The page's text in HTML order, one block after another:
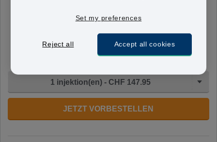
300mcg
Dieser Stift enthält 300 mcg des Adrenalins Epinephrin
und sollte bei einer anaphylaktischen Episode sofort
1 injektion(en) - CHF 147.95
JETZT VORBESTELLEN
Set my preferences
Reject all Accept all cookies